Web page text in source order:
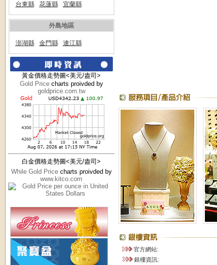
台東縣 花蓮縣 宜蘭縣
外島地區
澎湖縣 金門縣 連江縣
黃金價格走勢圖<美元/盎司>
Gold Pricecharts proivded by
goldprice.com.tw
白金價格走勢圖<美元/盎司>
While Gold Pricecharts proivded by
www.kitco.com
官方網站:
銀樓資訊: